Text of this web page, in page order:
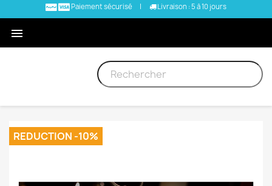
Paiement sécurisé | Livraison : 5 à 10 jours

REDUCTION -10%